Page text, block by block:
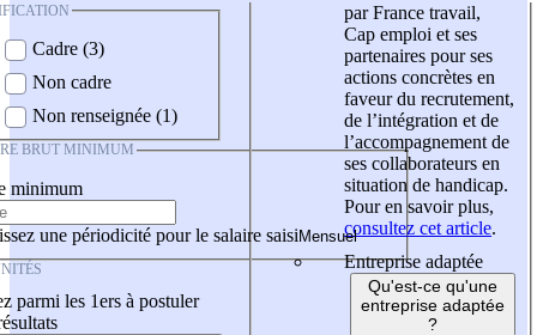
Cadre (3)
Non cadre
Non renseignée (1)
BRUT MINIMUM
minimum
une périodicité pour le salaire saisi
parmi les 1ers à postuler
par France travail,
Cap emploi et ses
partenaires pour ses
actions concrètes en
faveur du recrutement,
de l’intégration et de
l’accompagnement de
ses collaborateurs en
situation de handicap.
Pour en savoir plus,
consultez cet article.
Entreprise adaptée
Qu'est-ce qu'une
entreprise adaptée
?